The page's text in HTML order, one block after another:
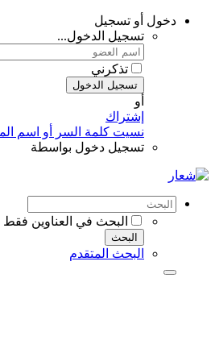
دخول أو تسجيل
تسجيل الدخول...
تذكرني
تسجيل الدخول
أو
إشتراك
نسيت كلمة السر أو اسم
تسجيل دخول بواسطة
البحث في العناوين فقط
البحث
البحث المتقدم